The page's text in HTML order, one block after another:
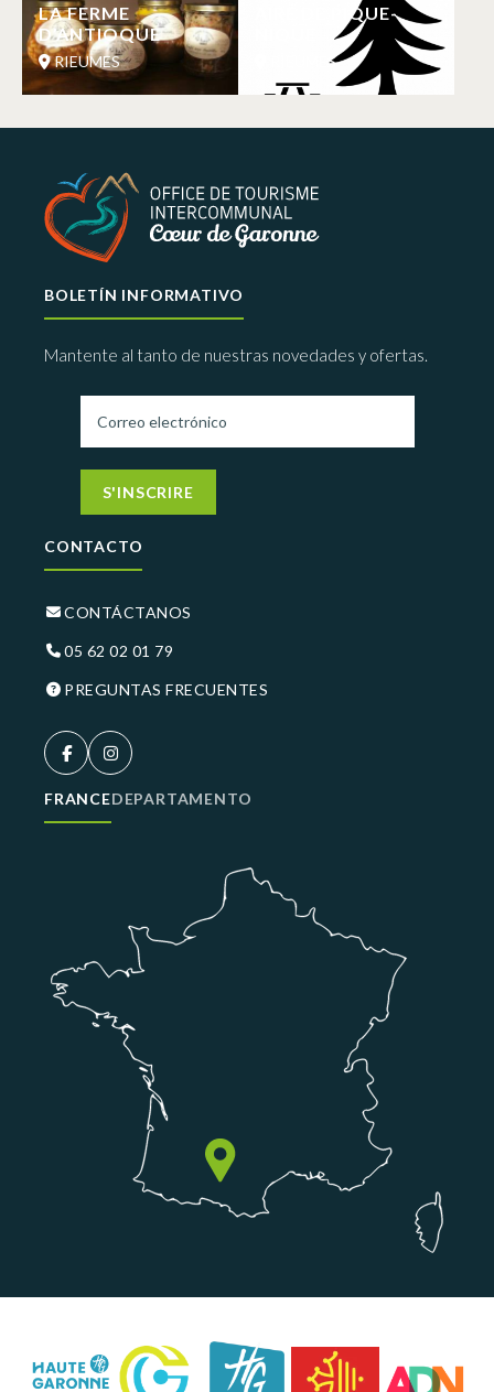
LA FERME
D’ANTIOQUE
RIEUMES
AIRE DE PIQUE-
RIEUMES
BOLETÍN INFORMATIVO
Mantente al tanto de nuestras novedades y ofertas.
S'INSCRIRE
CONTACTO
CONTÁCTANOS
05 62 02 01 79
PREGUNTAS FRECUENTES
FRANCEDEPARTAMENTO